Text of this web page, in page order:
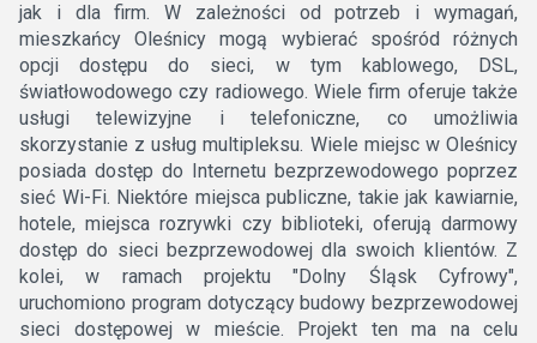
jak i dla firm. W zależności od potrzeb i wymagań,
mieszkańcy Oleśnicy mogą wybierać spośród różnych
opcji dostępu do sieci, w tym kablowego, DSL,
światłowodowego czy radiowego. Wiele firm oferuje także
usługi telewizyjne i telefoniczne, co umożliwia
skorzystanie z usług multipleksu. Wiele miejsc w Oleśnicy
posiada dostęp do Internetu bezprzewodowego poprzez
sieć Wi-Fi. Niektóre miejsca publiczne, takie jak kawiarnie,
hotele, miejsca rozrywki czy biblioteki, oferują darmowy
dostęp do sieci bezprzewodowej dla swoich klientów. Z
kolei, w ramach projektu "Dolny Śląsk Cyfrowy",
uruchomiono program dotyczący budowy bezprzewodowej
sieci dostępowej w mieście. Projekt ten ma na celu